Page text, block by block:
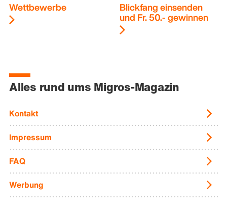
Wettbewerbe Blickfang einsenden
und Fr. 50.- gewinnen
Alles rund ums Migros-Magazin
Kontakt
Impressum
FAQ
Werbung